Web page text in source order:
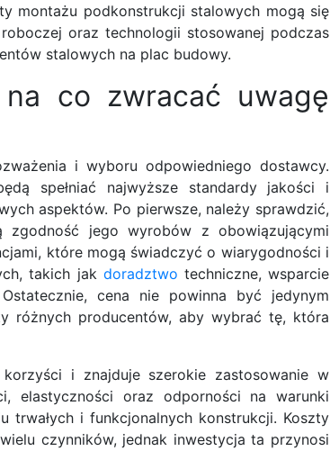
montażu podkonstrukcji stalowych mogą się
oraz technologii stosowanej podczas
stalowych na plac budowy.
co zwracać uwagę
i wyboru odpowiedniego dostawcy.
spełniać najwyższe standardy jakości i
aspektów. Po pierwsze, należy sprawdzić,
jego wyrobów z obowiązującymi
które mogą świadczyć o wiarygodności i
takich jak doradztwo techniczne, wsparcie
cena nie powinna być jedynym
różnych producentów, aby wybrać tę, która
i znajduje szerokie zastosowanie w
elastyczności oraz odporności na warunki
trwałych i funkcjonalnych konstrukcji. Koszty
czynników, jednak inwestycja ta przynosi